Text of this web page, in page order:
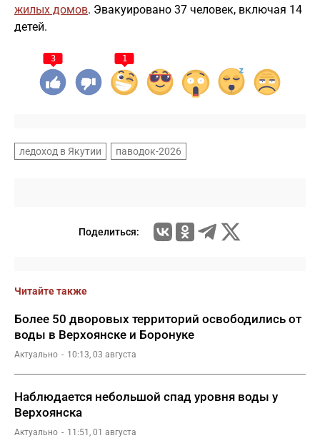
жилых домов. Эвакуировано 37 человек, включая 14
детей.
3 1
ледоход в Якутии паводок-2026
Поделиться:
Читайте также
Более 50 дворовых территорий освободились от
воды в Верхоянске и Боронуке
Актуально 10:13, 03 августа
Наблюдается небольшой спад уровня воды у
Верхоянска
Актуально 11:51, 01 августа